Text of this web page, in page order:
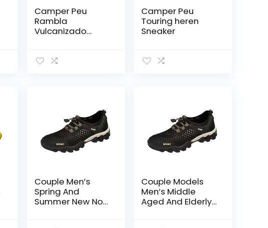
Camper Peu
Rambla
Vulcanizado
Camper Peu
Touring heren
Sneaker
Couple Men’s
Spring And
Summer New Non
Couple Models
Men’s Middle
Aged And Elderly